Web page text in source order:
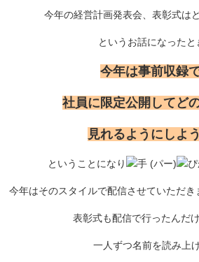
今年の経営計画発表会、表彰式は
というお話になったと
今年は事前収録
社員に限定公開してど
見れるようにしよ
ということになり
今年はそのスタイルで配信させていただき
表彰式も配信で行ったんだ
一人ずつ名前を読み上げ